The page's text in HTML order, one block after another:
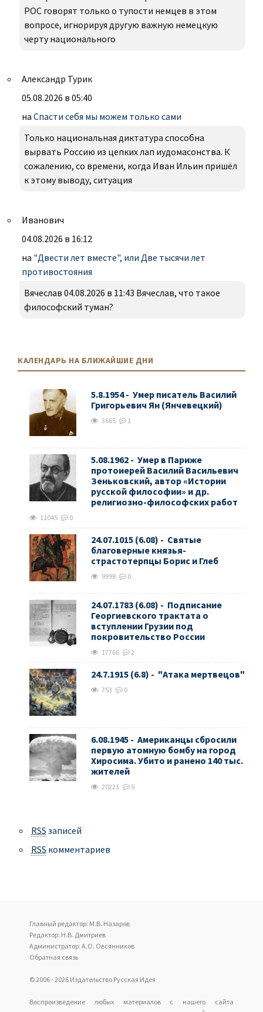
РОС говорят только о тупости немцев в этом
вопросе, игнорируя другую важную немецкую
черту национального
Александр Турик
05.08.2026 в 05:40
на Спасти себя мы можем только сами
Только национальная диктатура способна
вырвать Россию из цепких лап иудомасонства. К
сожалению, со времени, когда Иван Ильин пришёл
к этому выводу, ситуация
Иванович
04.08.2026 в 16:12
на "Двести лет вместе", или Две тысячи лет
противостояния
Вячеслав 04.08.2026 в 11:43 Вячеслав, что такое
философский туман?
КАЛЕНДАРЬ НА БЛИЖАЙШИЕ ДНИ
5.8.1954 - Умер писатель Василий
Григорьевич Ян (Янчевецкий)
3665 1
5.08.1962 - Умер в Париже
протоиерей Василий Васильевич
Зеньковский, автор «Истории
русской философии» и др.
религиозно-философских работ
11045 0
24.07.1015 (6.08) - Святые
благоверные князья-
страстотерпцы Борис и Глеб
9998 0
24.07.1783 (6.08) - Подписание
Георгиевского трактата о
вступлении Грузии под
покровительство России
17766 2
24.7.1915 (6.8) - "Атака мертвецов"
753 0
6.08.1945 - Американцы сбросили
первую атомную бомбу на город
Хиросима. Убито и ранено 140 тыс.
жителей
20223 5
RSS записей
RSS комментариев
Главный редактор: М.В. Назаров
Редактор: Н.В. Дмитриев
Администратор: А.О. Овсянников
Обратная связь
© 2006 - 2026 Издательство Русская Идея
Воспроизведение любых материалов с нашего сайта